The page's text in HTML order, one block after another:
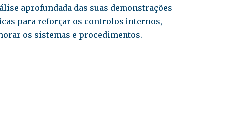
aprofundada das suas demonstrações
para reforçar os controlos internos,
os sistemas e procedimentos.